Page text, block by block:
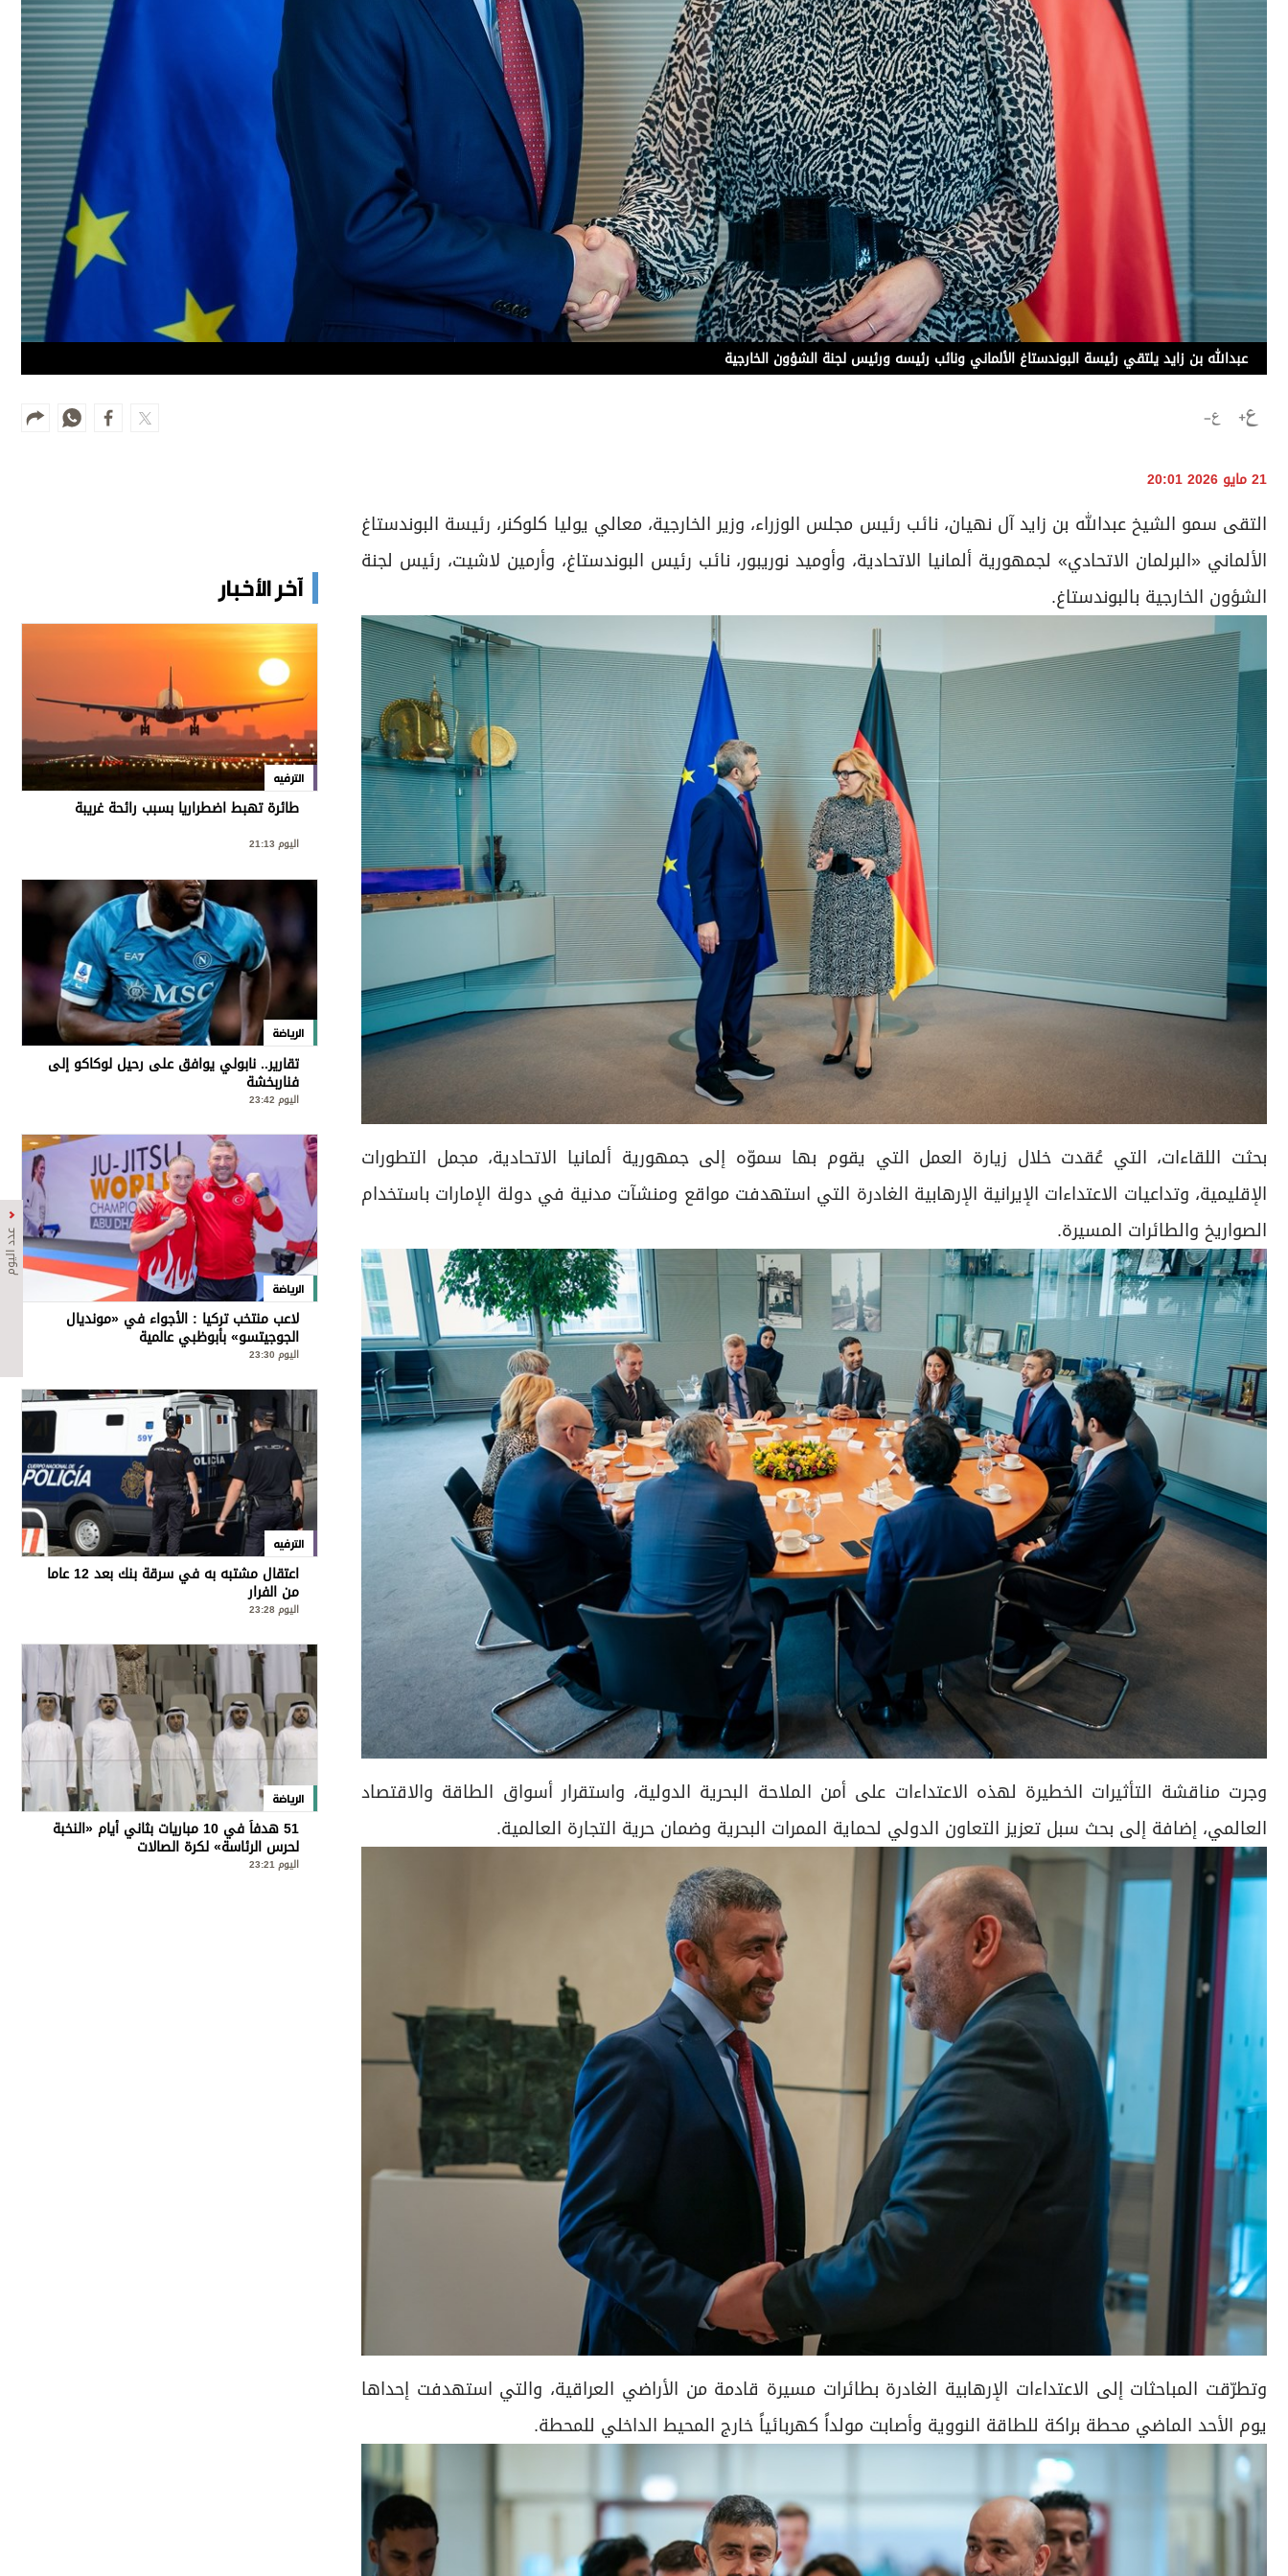
عدد اليوم
مواقيت الصلاة
الأحوال الجوية
عدد اليوم
عبدالله بن زايد يلتقي رئيسة البوندستاغ الألماني ونائب رئيسه ورئيس لجنة الشؤون الخارجية
21 مايو 2026 20:01
التقى سمو الشيخ عبدالله بن زايد آل نهيان، نائب رئيس مجلس الوزراء، وزير الخارجية، معالي يوليا كلوكنر، رئيسة البوندستاغ
الألماني «البرلمان الاتحادي» لجمهورية ألمانيا الاتحادية، وأوميد نوريبور، نائب رئيس البوندستاغ، وأرمين لاشيت، رئيس لجنة
الشؤون الخارجية بالبوندستاغ.
بحثت اللقاءات، التي عُقدت خلال زيارة العمل التي يقوم بها سموّه إلى جمهورية ألمانيا الاتحادية، مجمل التطورات
الإقليمية، وتداعيات الاعتداءات الإيرانية الإرهابية الغادرة التي استهدفت مواقع ومنشآت مدنية في دولة الإمارات باستخدام
الصواريخ والطائرات المسيرة.
وجرت مناقشة التأثيرات الخطيرة لهذه الاعتداءات على أمن الملاحة البحرية الدولية، واستقرار أسواق الطاقة والاقتصاد
العالمي، إضافة إلى بحث سبل تعزيز التعاون الدولي لحماية الممرات البحرية وضمان حرية التجارة العالمية.
وتطرّقت المباحثات إلى الاعتداءات الإرهابية الغادرة بطائرات مسيرة قادمة من الأراضي العراقية، والتي استهدفت إحداها
يوم الأحد الماضي محطة براكة للطاقة النووية وأصابت مولداً كهربائياً خارج المحيط الداخلي للمحطة.
آخر الأخبار
الترفيه
طائرة تهبط اضطراريا بسبب رائحة غريبة
اليوم 21:13
الرياضة
تقارير.. نابولي يوافق على رحيل لوكاكو إلى
فناربخشة
اليوم 23:42
الرياضة
لاعب منتخب تركيا : الأجواء في «مونديال
الجوجيتسو» بأبوظبي عالمية
اليوم 23:30
الترفيه
اعتقال مشتبه به في سرقة بنك بعد 12 عاما
من الفرار
اليوم 23:28
الرياضة
51 هدفاً في 10 مباريات بثاني أيام «النخبة
لحرس الرئاسة» لكرة الصالات
اليوم 23:21